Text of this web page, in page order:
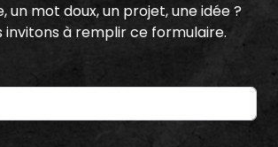
un mot doux, un projet, une idée ?
invitons à remplir ce formulaire.